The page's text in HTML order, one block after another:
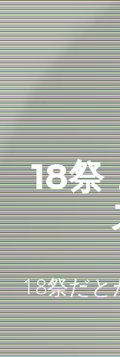
18祭
18祭だと